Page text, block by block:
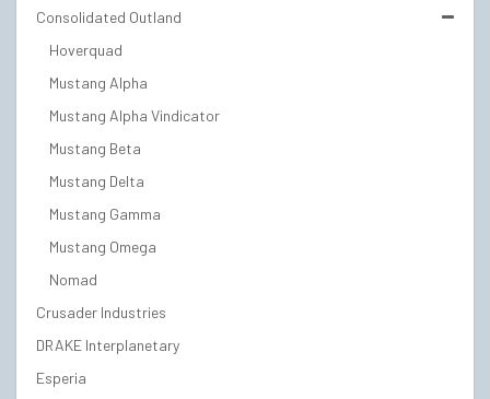
Consolidated Outland
Hoverquad
Mustang Alpha
Mustang Alpha Vindicator
Mustang Beta
Mustang Delta
Mustang Gamma
Mustang Omega
Nomad
Crusader Industries
DRAKE Interplanetary
Esperia